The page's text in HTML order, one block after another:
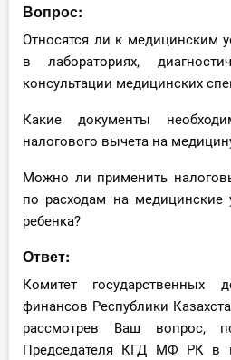
Практика ИП
Учет по отраслям
Интернет-магазин
О Системе
Вопрос:
Относятся ли к медицинским
в лабораториях,
консультации медицинских
Какие документы
налогового вычета на
Можно ли применить
по расходам на медицинские
ребенка?
Ответ:
Комитет государственных
финансов Республики
рассмотрев Ваш вопрос,
Председателя КГД МФ РК в